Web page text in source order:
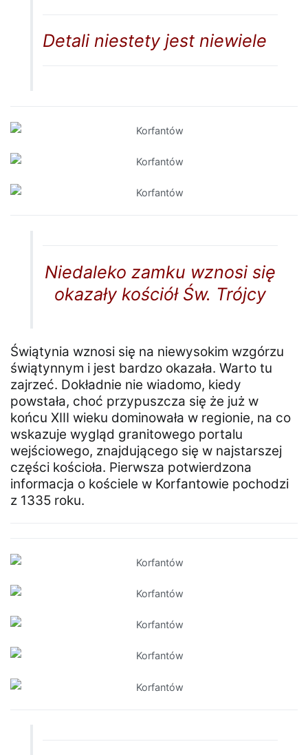
Detali niestety jest niewiele
Niedaleko zamku wznosi się
okazały kościół Św. Trójcy
Świątynia wznosi się na niewysokim wzgórzu
świątynnym i jest bardzo okazała. Warto tu
zajrzeć. Dokładnie nie wiadomo, kiedy
powstała, choć przypuszcza się że już w
końcu XIII wieku dominowała w regionie, na co
wskazuje wygląd granitowego portalu
wejściowego, znajdującego się w najstarszej
części kościoła. Pierwsza potwierdzona
informacja o kościele w Korfantowie pochodzi
z 1335 roku.